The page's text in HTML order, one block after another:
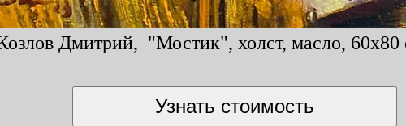
Дмитрий, "Мостик", холст, масло, 60x80